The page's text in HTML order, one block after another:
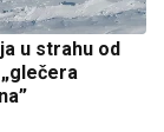
u strahu od